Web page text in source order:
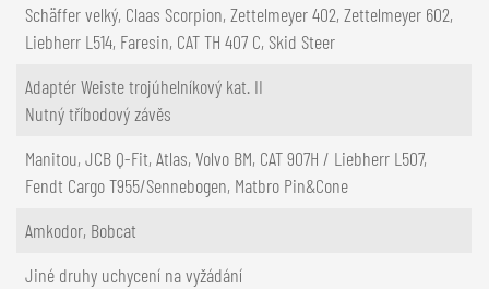
Schäffer velký, Claas Scorpion, Zettelmeyer 402, Zettelmeyer 602,
Liebherr L514, Faresin, CAT TH 407 C, Skid Steer
Adaptér Weiste trojúhelníkový kat. II
Nutný tříbodový závěs
Manitou, JCB Q-Fit, Atlas, Volvo BM, CAT 907H / Liebherr L507,
Fendt Cargo T955/Sennebogen, Matbro Pin&Cone
Amkodor, Bobcat
Jiné druhy uchycení na vyžádání